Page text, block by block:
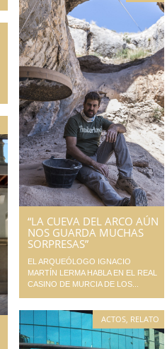
“LA CUEVA DEL ARCO AÚN
NOS GUARDA MUCHAS
SORPRESAS”
EL ARQUEÓLOGO IGNACIO
MARTÍN LERMA HABLA EN EL REAL
CASINO DE MURCIA DE LOS...
ACTOS, RELATO